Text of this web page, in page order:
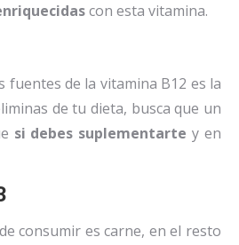
con esta vitamina.
fuentes de la vitamina B12 es la
de tu dieta, busca que un
si debes suplementarte y en
consumir es carne, en el resto